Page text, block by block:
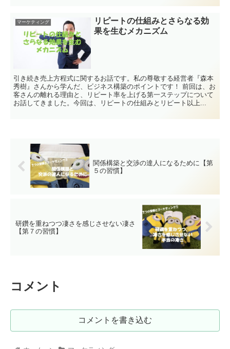
マーケティング
リピートの仕組みとさらなる効
果を生むメカニズム
引き続き売上方程式に関するお話です。私の尊敬する経営者『森本
秀樹』さんから学んだ、ビジネス構築のポイントです！ 前回は、お
客さんの離れる理由と、リピート率を上げる第一ステップについて
お話してきました。今回は、リピートの仕組みとリピート以上...
関係構築と交渉の達人になるために【第
５の習慣】
研鑽を重ねつつ凄さを感じさせない凄さ
【第７の習慣】
コメント
コメントを書き込む